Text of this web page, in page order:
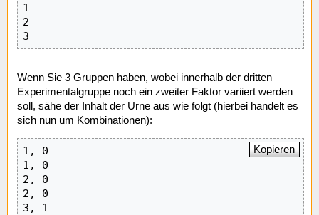
1
2
3
Wenn Sie 3 Gruppen haben, wobei innerhalb der dritten
Experimentalgruppe noch ein zweiter Faktor variiert werden
soll, sähe der Inhalt der Urne aus wie folgt (hierbei handelt es
sich nun um Kombinationen):
1, 0
1, 0
2, 0
2, 0
3, 1
Kopieren